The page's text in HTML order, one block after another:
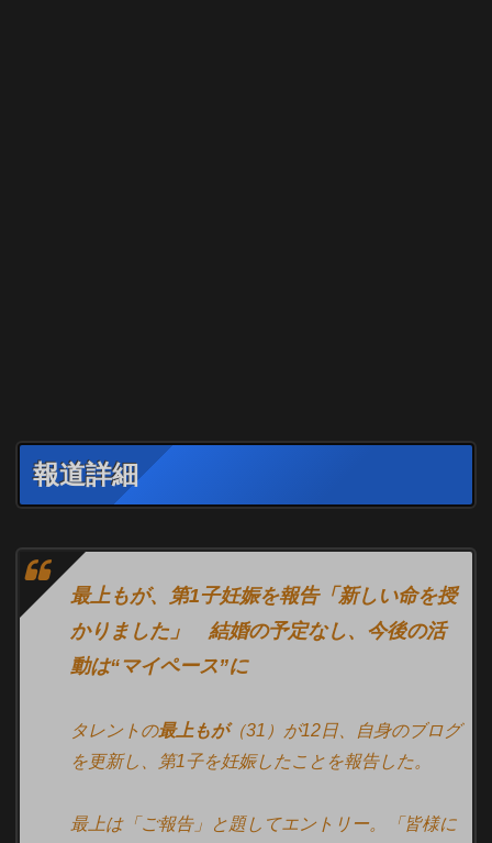
報道詳細
最上もが、第1子妊娠を報告「新しい命を授
かりました」 結婚の予定なし、今後の活
動は“マイペース”に
タレントの最上もが（31）が12日、自身のブログ
を更新し、第1子を妊娠したことを報告した。
最上は「ご報告」と題してエントリー。「皆様に